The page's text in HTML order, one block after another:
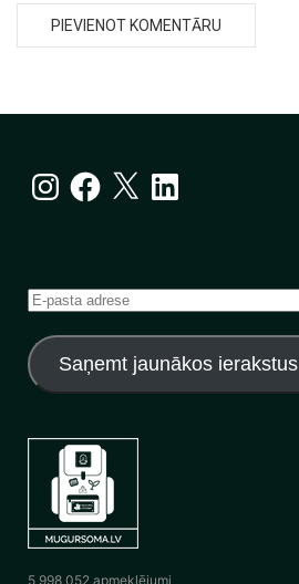
InstagramFacebook
X LinkedIn
E-
adrese
Saņemt jaunākos ierakstus
5 998 052 apmeklējumi